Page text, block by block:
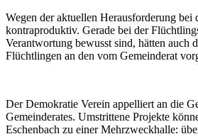
Wegen der aktuellen Herausforderung
kontraproduktiv. Gerade bei der
Verantwortung bewusst sind, hätten
Flüchtlingen an den vom Gemeinderat
Der Demokratie Verein appelliert an die
Gemeinderates. Umstrittene Projekte
Eschenbach zu einer Mehrzweckhalle: